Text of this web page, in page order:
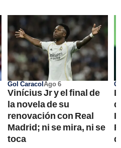
Gol CaracolAgo 6
Vinícius Jr y el final de
la novela de su
renovación con Real
Madrid; ni se mira, ni se
toca